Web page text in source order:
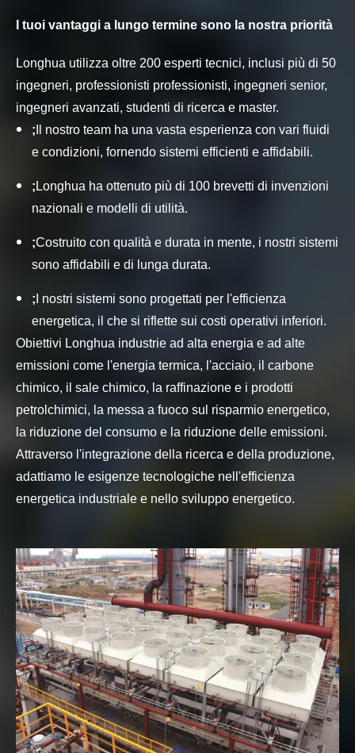
I tuoi vantaggi a lungo termine sono la nostra priorità
Longhua utilizza oltre 200 esperti tecnici, inclusi più di 50
ingegneri, professionisti professionisti, ingegneri senior,
ingegneri avanzati, studenti di ricerca e master.
; Il nostro team ha una vasta esperienza con vari fluidi
e condizioni, fornendo sistemi efficienti e affidabili.
; Longhua ha ottenuto più di 100 brevetti di invenzioni
nazionali e modelli di utilità.
;Costruito con qualità e durata in mente, i nostri sistemi
sono affidabili e di lunga durata.
; I nostri sistemi sono progettati per l'efficienza
energetica, il che si riflette sui costi operativi inferiori.
Obiettivi Longhua industrie ad alta energia e ad alte
emissioni come l'energia termica, l'acciaio, il carbone
chimico, il sale chimico, la raffinazione e i prodotti
petrolchimici, la messa a fuoco sul risparmio energetico,
la riduzione del consumo e la riduzione delle emissioni.
Attraverso l'integrazione della ricerca e della produzione,
adattiamo le esigenze tecnologiche nell'efficienza
energetica industriale e nello sviluppo energetico.